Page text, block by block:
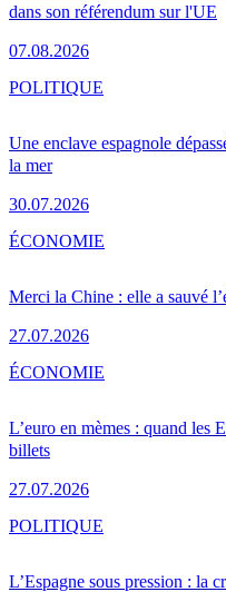
dans son référendum sur l'UE
07.08.2026
Une enclave espagnole
la mer
30.07.2026
POLITIQUE
Merci la Chine : elle a sauvé
27.07.2026
ÉCONOMIE
L’euro en mèmes : quand les
billets
27.07.2026
ÉCONOMIE
L’Espagne sous pression : la
POLITIQUE